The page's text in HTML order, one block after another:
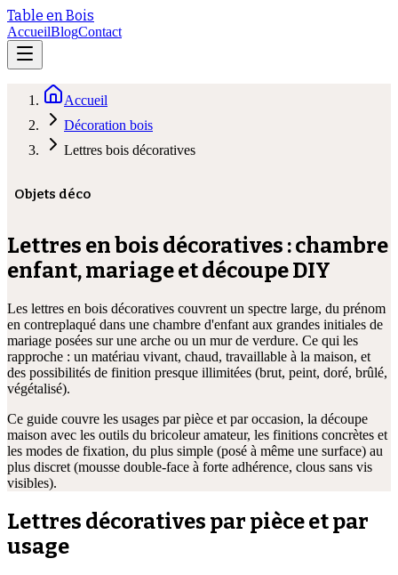
Table en Bois
AccueilBlogContact
Accueil
Décoration bois
Lettres bois décoratives
Objets déco
Lettres en bois décoratives : chambre
enfant, mariage et découpe DIY
Les lettres en bois décoratives couvrent un spectre large, du prénom
en contreplaqué dans une chambre d'enfant aux grandes initiales de
mariage posées sur une arche ou un mur de verdure. Ce qui les
rapproche : un matériau vivant, chaud, travaillable à la maison, et
des possibilités de finition presque illimitées (brut, peint, doré, brûlé,
végétalisé).
Ce guide couvre les usages par pièce et par occasion, la découpe
maison avec les outils du bricoleur amateur, les finitions concrètes et
les modes de fixation, du plus simple (posé à même une surface) au
plus discret (mousse double-face à forte adhérence, clous sans vis
visibles).
Lettres décoratives par pièce et par
usage